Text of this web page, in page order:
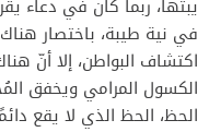
يبثها، ربما كان في دعاء
في نية طيبة، باختصار
اكتشاف البواطن، إلا أنّ
الكسول المرامي ويخفق
الحظ، الحظ الذي لا يقع